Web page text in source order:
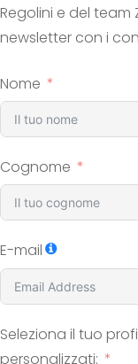
Regolini e del team
newsletter con i
Nome
Cognome
E-mail
Seleziona il tuo
personalizzati: